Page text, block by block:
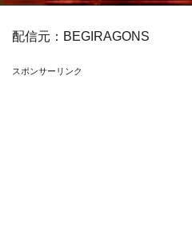
配信元： BEGIRAGONS
スポンサーリンク